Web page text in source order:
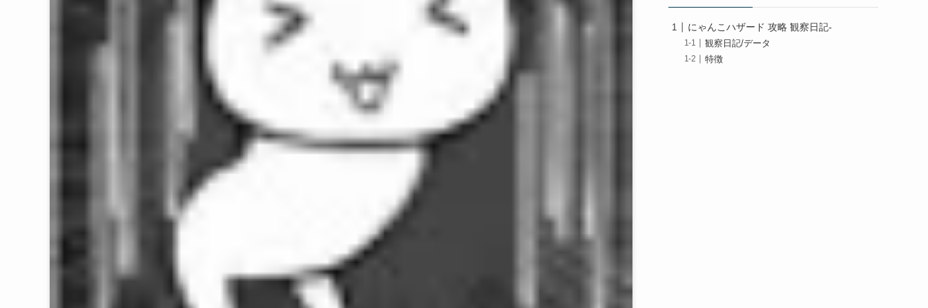
にゃんこハザード 攻略 観察日記-
観察日記/データ
特徴